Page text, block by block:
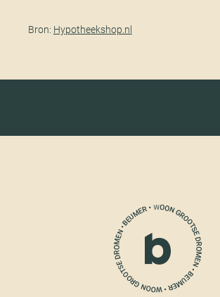
Bron: Hypotheekshop.nl